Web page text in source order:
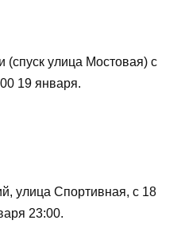
(спуск улица Мостовая) с
19 января.
улица Спортивная, с 18
23:00.